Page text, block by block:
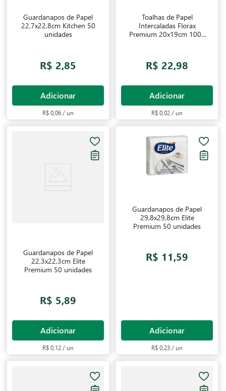
Guardanapos de Papel
22,7x22,8cm Kitchen 50
unidades
R$ 2,85
Adicionar
R$ 0,06 / un
Toalhas de Papel
Intercaladas Florax
Premium 20x19cm 1000
R$ 22,98
Adicionar
R$ 0,02 / un
Guardanapos de Papel
22,3x22,3cm Elite
Premium 50 unidades
R$ 5,89
Adicionar
R$ 0,12 / un
Guardanapos de Papel
29,8x29,8cm Elite
Premium 50 unidades
R$ 11,59
Adicionar
R$ 0,23 / un